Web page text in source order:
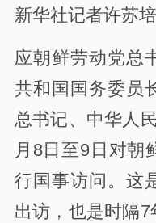
新华社记者许苏培
应朝鲜劳动党总
共和国国务委员
总书记、中华人
月8日至9日对朝
行国事访问。这
出访，也是时隔